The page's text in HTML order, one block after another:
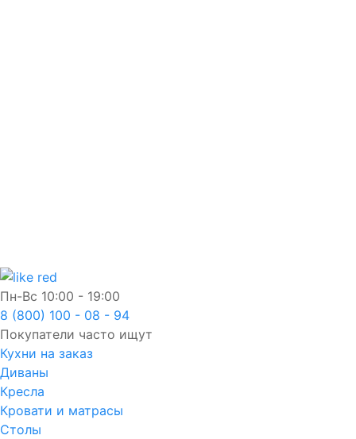
Пн-Вс 10:00 - 19:00
8 (800) 100 - 08 - 94
Покупатели часто ищут
Кухни на заказ
Диваны
Кресла
Кровати и матрасы
Столы